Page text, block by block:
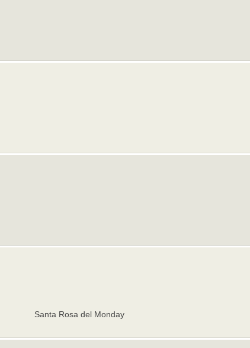
Santa Rosa del Monday